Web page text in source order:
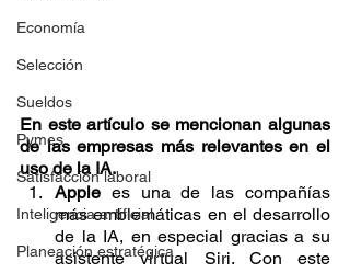
Economía
Selección
Sueldos
Pymes
Satisfacción laboral
Inteligencia artificial
Planeación estratégica
En este artículo se mencionan algunas
de las empresas más relevantes en el
uso de la IA.
Apple es una de las compañías
más emblemáticas en el desarrollo
de la IA, en especial gracias a su
asistente virtual Siri. Con este